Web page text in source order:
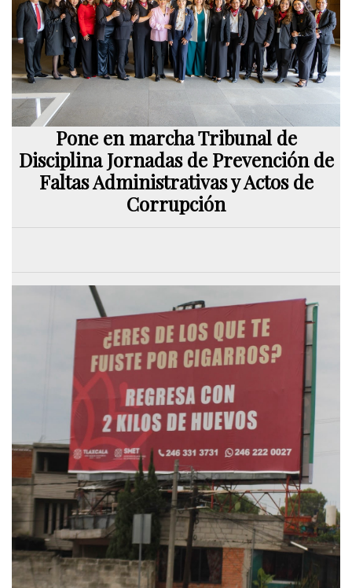
Pone en marcha Tribunal de
Disciplina Jornadas de Prevención de
Faltas Administrativas y Actos de
Corrupción